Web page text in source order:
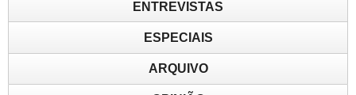
ENTREVISTAS
ESPECIAIS
ARQUIVO